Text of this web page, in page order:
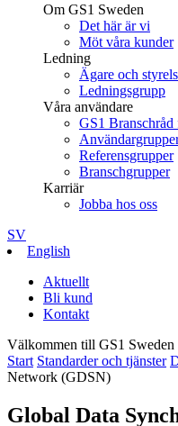
Om GS1 Sweden
Det här är vi
Möt våra kunder
Ledning
Ägare och
Ledningsgrupp
Våra användare
GS1
Referensgrupper
Branschgrupper
Karriär
Jobba hos oss
SV
English
Aktuellt
Bli kund
Kontakt
Välkommen till GS1 Sweden
Start Standarder och tjänster
Network (GDSN)
Global Data